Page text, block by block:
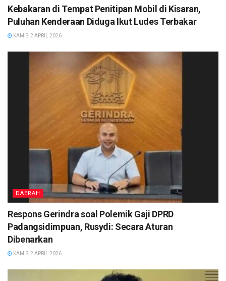
Kebakaran di Tempat Penitipan Mobil di Kisaran,
Puluhan Kenderaan Diduga Ikut Ludes Terbakar
KAMIS, 2 APRIL 2026
DAERAH
Respons Gerindra soal Polemik Gaji DPRD
Padangsidimpuan, Rusydi: Secara Aturan
Dibenarkan
KAMIS, 2 APRIL 2026